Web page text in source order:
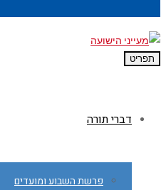
תפריט
דברי תורה
פרשת השבוע ומועדים